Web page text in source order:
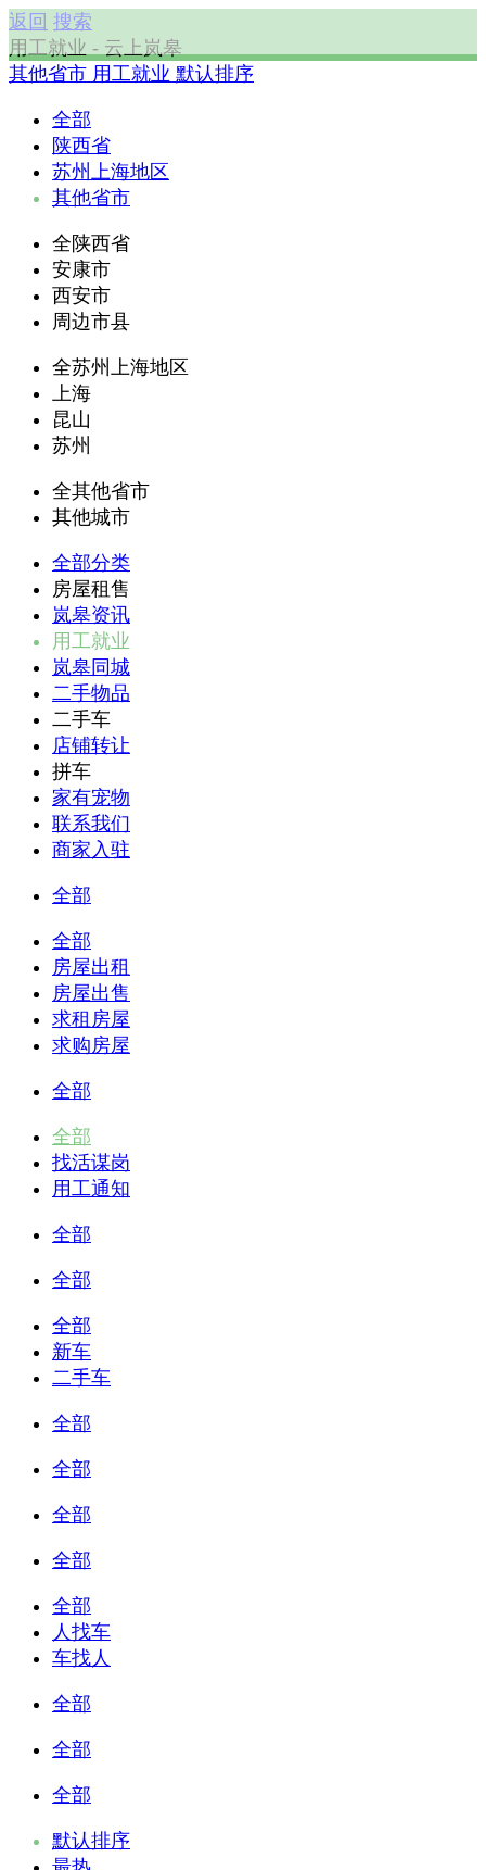
返回 搜索
用工就业 - 云上岚皋
其他省市 用工就业 默认排序
全部
陕西省
苏州上海地区
其他省市
全陕西省
安康市
西安市
周边市县
全苏州上海地区
上海
昆山
苏州
全其他省市
其他城市
全部分类
房屋租售
岚皋资讯
用工就业
岚皋同城
二手物品
二手车
店铺转让
拼车
家有宠物
联系我们
商家入驻
全部
全部
房屋出租
房屋出售
求租房屋
求购房屋
全部
全部
找活谋岗
用工通知
全部
全部
全部
新车
二手车
全部
全部
全部
全部
全部
人找车
车找人
全部
全部
全部
默认排序